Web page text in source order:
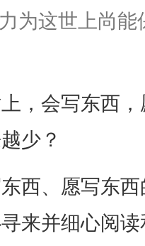
为这世上尚
，会写东西
少？
西、愿写东
来并细心阅